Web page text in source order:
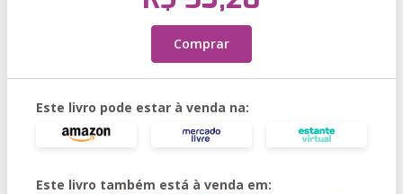
Comprar
Este livro pode estar à venda na:
Este livro também está à venda em: